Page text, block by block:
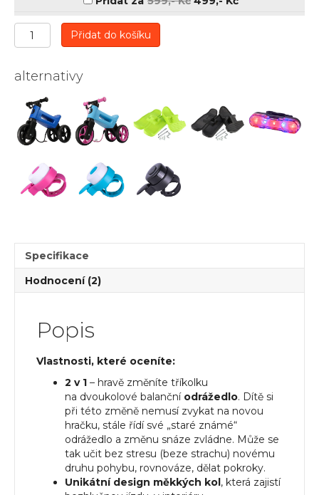
cena
byla:
cena
je:
Odrážedlo
FUNNY
Rider
modré
s tichými
koly
množství
Přidat do košíku
alternativy
Specifikace
Hodnocení (2)
Popis
Vlastnosti, které oceníte:
2 v 1 – hravě změníte tříkolku
na dvoukolové balanční odrážedlo. Dítě si
při této změně nemusí zvykat na novou
hračku, stále řídí své „staré známé“
odrážedlo a změnu snáze zvládne. Může se
tak učit bez stresu (beze strachu) novému
druhu pohybu, rovnováze, dělat pokroky.
Unikátnídesign měkkých kol , která zajistí